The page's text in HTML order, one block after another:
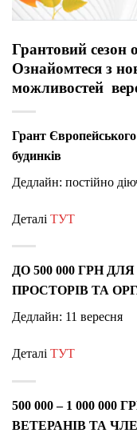
Грантовий сезон
Ознайомтеся з
можливостей
Грант
будинків
Дедлайн: постійно
Деталі ТУТ
ДО 500 000 ГРН
ПРОСТОРІВ ТА
Дедлайн: 11 вересня
Деталі ТУТ
500 000 – 1 000
ВЕТЕРАНІВ ТА